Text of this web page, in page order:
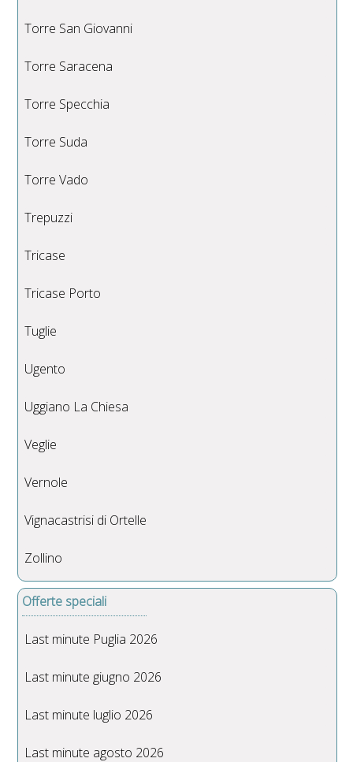
Torre San Giovanni
Torre Saracena
Torre Specchia
Torre Suda
Torre Vado
Trepuzzi
Tricase
Tricase Porto
Tuglie
Ugento
Uggiano La Chiesa
Veglie
Vernole
Vignacastrisi di Ortelle
Zollino
Offerte speciali
Last minute Puglia 2026
Last minute giugno 2026
Last minute luglio 2026
Last minute agosto 2026